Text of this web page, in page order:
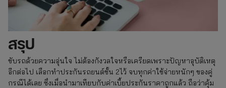
สรุป
ขับรถด้วยความอุ่นใจ ไม่ต้องกังวลใจหรือเครียดเพราะปัญหาอุบัติเหตุ
อีกต่อไป เลือกทำประกันรถยนต์ชั้น 2ไว้ จบทุกค่าใช้จ่ายหนักๆ ของคู่
กรณีได้เลย ซึ่งเมื่อนำมาเทียบกับค่าเบี้ยประกันราคาถูกแล้ว ถือว่าคุ้ม